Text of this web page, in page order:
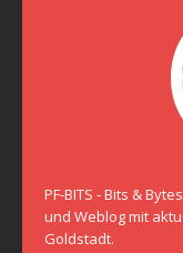
PF-BITS - Bits &
und Weblog mit
Goldstadt.